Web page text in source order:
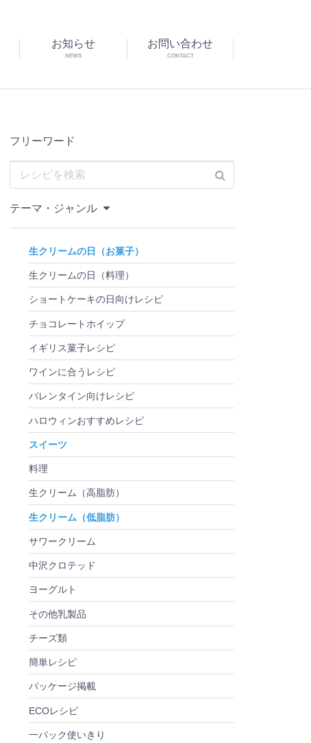
お知らせ
NEWS
お問い合わせ
CONTACT
フリーワード
テーマ・ジャンル
生クリームの日（お菓子）
生クリームの日（料理）
ショートケーキの日向けレシピ
チョコレートホイップ
イギリス菓子レシピ
ワインに合うレシピ
バレンタイン向けレシピ
ハロウィンおすすめレシピ
スイーツ
料理
生クリーム（高脂肪）
生クリーム（低脂肪）
サワークリーム
中沢クロテッド
ヨーグルト
その他乳製品
チーズ類
簡単レシピ
パッケージ掲載
ECOレシピ
一パック使いきり